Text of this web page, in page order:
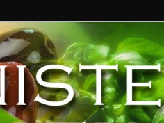
en Drinken
genoegens…